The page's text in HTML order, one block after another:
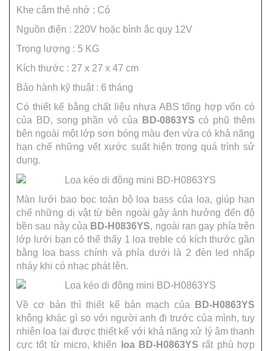
Khe cắm thẻ nhớ : Có
Nguồn điện : 220V hoặc bình ắc quy 12V
Trọng lượng : 5 KG
Kích thước : 27 x 27 x 47 cm
Bảo hành kỹ thuật : 6 tháng
Có thiết kế bằng chất liệu nhựa ABS tổng hợp vốn có
của BD, song phần vỏ của
BD-0863YS có phũ thêm
bên ngoài một lớp sơn bóng màu đen vừa có khả năng
hạn chế những vết xước suất hiện trong quá trình sử
dụng.
Màn lưới bao bọc toàn bộ loa bass của loa, giúp hạn
chế những dị vật từ bên ngoài gây ảnh hưởng đến độ
bền sau này của BD-H0836YS, ngoài ran gay phía trên
lớp lưới bạn có thể thấy 1 loa treble có kích thước gần
bằng loa bass chính và phía dưới là 2 đèn led nhấp
nháy khi có nhạc phát lên.
Về cơ bản thì thiết kế bản mạch của
BD-H0863YS
không khác gì so với người anh đi trước của mình, tuy
nhiên loa lại được thiết kế với khả năng xử lý âm thanh
cực tốt từ micro, khiến
loa BD-H0863YS rất phù hợp